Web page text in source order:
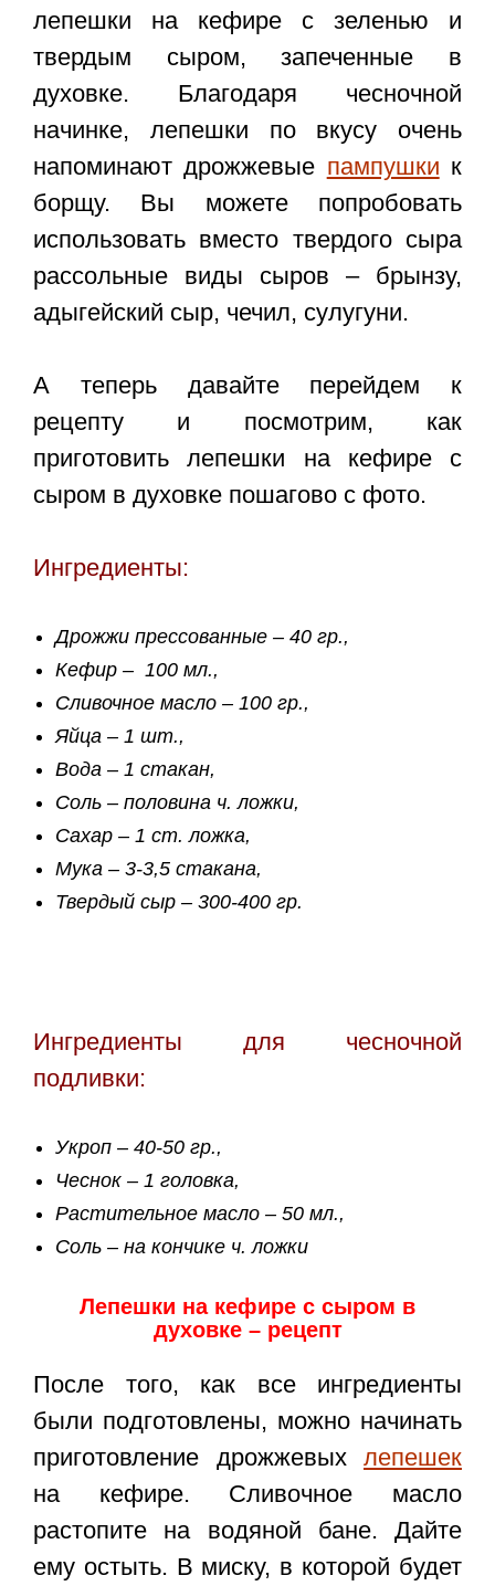
лепешки на кефире с зеленью и
твердым сыром, запеченные в
духовке. Благодаря чесночной
начинке, лепешки по вкусу очень
напоминают дрожжевые пампушки к
борщу. Вы можете попробовать
использовать вместо твердого сыра
рассольные виды сыров – брынзу,
адыгейский сыр, чечил, сулугуни.
А теперь давайте перейдем к
рецепту и посмотрим, как
приготовитьлепешки на кефире с
сыром в духовке пошагово с фото.
Ингредиенты:
Дрожжи прессованные – 40 гр.,
Кефир – 100 мл.,
Сливочное масло – 100 гр.,
Яйца – 1 шт.,
Вода – 1 стакан,
Соль – половина ч. ложки,
Сахар – 1 ст. ложка,
Мука – 3-3,5 стакана,
Твердый сыр – 300-400 гр.
Ингредиенты для чесночной
подливки:
Укроп – 40-50 гр.,
Чеснок – 1 головка,
Растительное масло – 50 мл.,
Соль – на кончике ч. ложки
Лепешки на кефире с сыром в
духовке – рецепт
После того, как все ингредиенты
были подготовлены, можно начинать
приготовление дрожжевых лепешек
на кефире. Сливочное масло
растопите на водяной бане. Дайте
ему остыть. В миску, в которой будет